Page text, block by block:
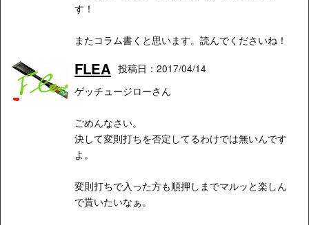
す！
またコラム書くと思います。読んでくださいね！
FLEA 投稿日：2017/04/14
ゲッチュージローさん
ごめんなさい。
決して変則打ちを否定してるわけでは無いんです
よ。
変則打ちで入った方も順押しまでマルッと楽しん
で貰いたいなぁ。